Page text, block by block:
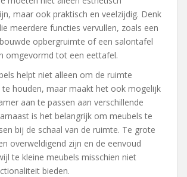
maar ook praktisch en veelzijdig. Denk
meerdere functies vervullen, zoals een
opbergruimte of een salontafel
omgevormd tot een eettafel.
helpt niet alleen om de ruimte
te houden, maar maakt het ook mogelijk
aan te passen aan verschillende
is het belangrijk om meubels te
bij de schaal van de ruimte. Te grote
overweldigend zijn en de eenvoud
te kleine meubels misschien niet
bieden.